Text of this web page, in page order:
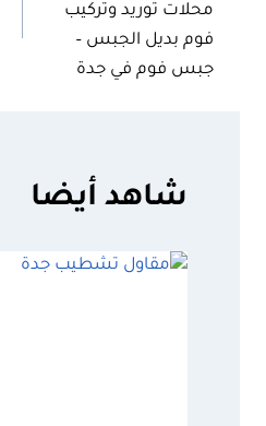
محلات توريد وتركيب
فوم بديل الجبس –
جبس فوم في جدة
شاهد أيضا